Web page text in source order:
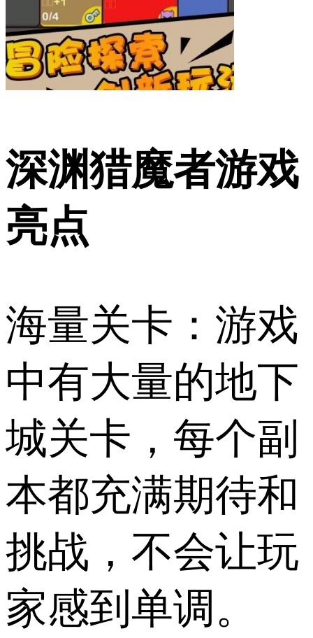
深渊猎魔者游戏
亮点
海量关卡：游戏
中有大量的地下
城关卡，每个副
本都充满期待和
挑战，不会让玩
家感到单调。